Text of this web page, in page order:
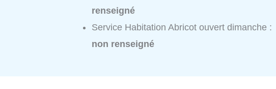
renseigné
Service Habitation Abricot ouvert dimanche :
non renseigné